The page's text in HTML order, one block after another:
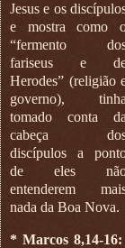
Jesus e os
e mostra como
“fermento
fariseus e
Herodes” (religião
governo), tinha
tomado conta da
cabeça
discípulos a
de eles
entenderem
nada da Boa Nova.
* Marcos 8,14-